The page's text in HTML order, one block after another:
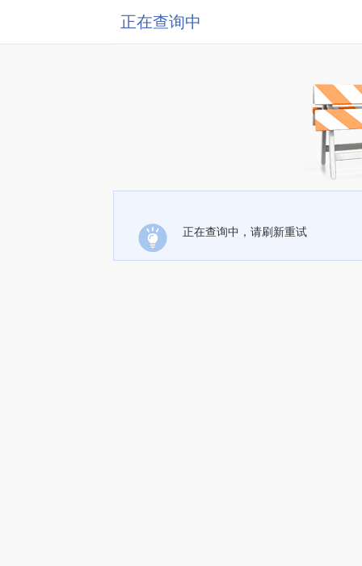
正在查询中
正在查询中，请刷新重试